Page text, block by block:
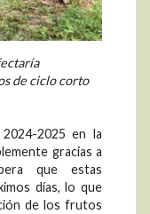
de ciclo corto
2024-2025 en la
gracias a
que estas
días, lo que
de los frutos